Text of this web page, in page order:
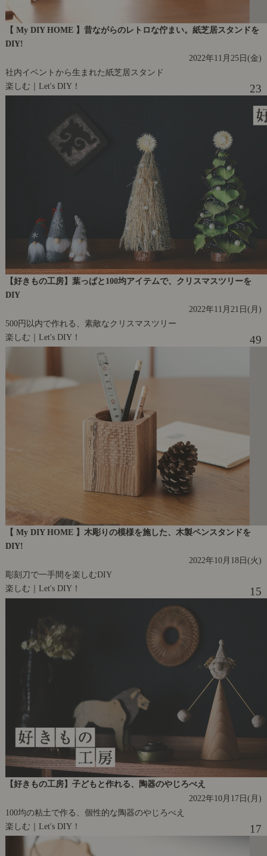
【 My DIY HOME 】昔ながらのレトロな佇まい。紙芝居スタンドを
DIY!
2022年11月25日(金)
社内イベントから生まれた紙芝居スタンド
楽しむ｜Let's DIY！
23
【好きもの工房】葉っぱと100均アイテムで、クリスマスツリーを
DIY
2022年11月21日(月)
500円以内で作れる、素敵なクリスマスツリー
楽しむ｜Let's DIY！
49
【 My DIY HOME 】木彫りの模様を施した、木製ペンスタンドを
DIY!
2022年10月18日(火)
彫刻刀で一手間を楽しむDIY
楽しむ｜Let's DIY！
15
【好きもの工房】子どもと作れる、陶器のやじろべえ
2022年10月17日(月)
100均の粘土で作る、個性的な陶器のやじろべえ
楽しむ｜Let's DIY！
17